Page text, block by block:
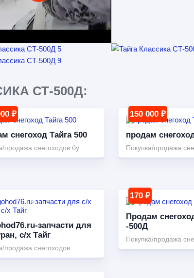
СТ-500Д:
₽
снегоход Тайга 500
продажа снегоходов бу
150 000 ₽
продам
Покупка/продажа
запчасти для
с/х Тайг
продажа снегоходов
170 ₽
Продам
-500Д
Покупка/продажа